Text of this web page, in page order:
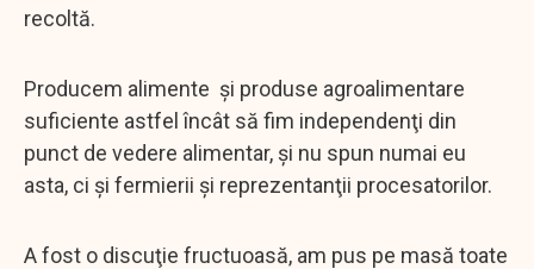
recoltă.
Producem alimente şi produse agroalimentare
suficiente astfel încât să fim independenţi din
punct de vedere alimentar, şi nu spun numai eu
asta, ci şi fermierii şi reprezentanţii procesatorilor.
A fost o discuţie fructuoasă, am pus pe masă toate